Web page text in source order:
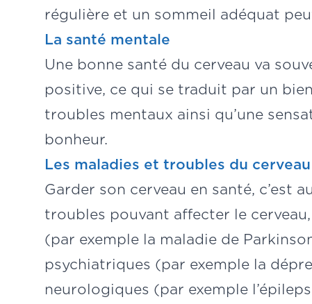
régulière et un sommeil adéquat
La santé mentale
Une bonne santé du cerveau va
positive, ce qui se traduit par un
troubles mentaux ainsi qu’une
bonheur.
Les maladies et troubles du cerveau
Garder son cerveau en santé, c’est
troubles pouvant affecter le
(par exemple la maladie de
psychiatriques (par exemple la
neurologiques (par exemple